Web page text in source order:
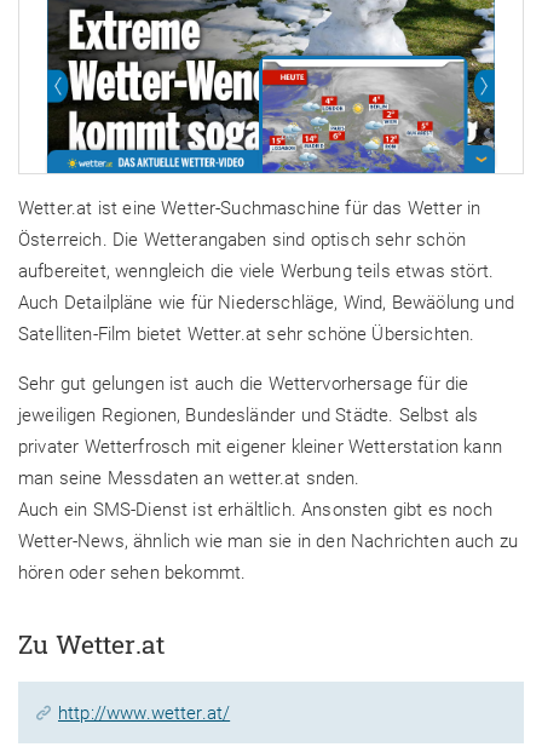
Wetter.at ist eine Wetter-Suchmaschine für das Wetter in
Österreich. Die Wetterangaben sind optisch sehr schön
aufbereitet, wenngleich die viele Werbung teils etwas stört.
Auch Detailpläne wie für Niederschläge, Wind, Bewäölung und
Satelliten-Film bietet Wetter.at sehr schöne Übersichten.
Sehr gut gelungen ist auch die Wettervorhersage für die
jeweiligen Regionen, Bundesländer und Städte. Selbst als
privater Wetterfrosch mit eigener kleiner Wetterstation kann
man seine Messdaten an wetter.at snden.
Auch ein SMS-Dienst ist erhältlich. Ansonsten gibt es noch
Wetter-News, ähnlich wie man sie in den Nachrichten auch zu
hören oder sehen bekommt.
Zu Wetter.at
http://www.wetter.at/